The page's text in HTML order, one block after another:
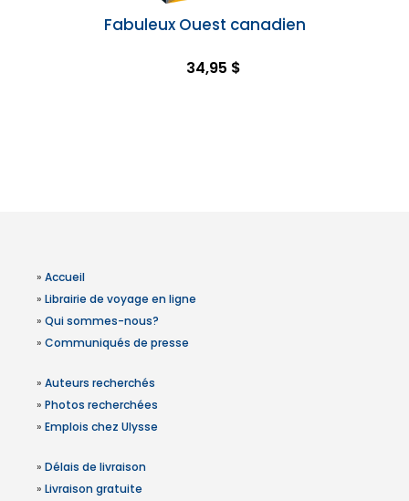
Fabuleux Ouest canadien
34,95 $
» Accueil
» Librairie de voyage en ligne
» Qui sommes-nous?
» Communiqués de presse
» Auteurs recherchés
» Photos recherchées
» Emplois chez Ulysse
» Délais de livraison
» Livraison gratuite